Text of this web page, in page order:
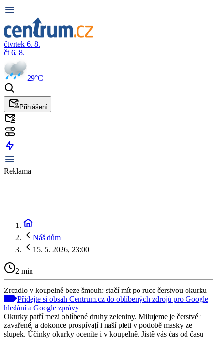
čtvrtek 6. 8.
čt 6. 8.
29°C
Přihlášení
Reklama
Náš dům
15. 5. 2026, 23:00
2 min
Zrcadlo v koupelně beze šmouh: stačí mít po ruce čerstvou okurku
Přidejte si obsah Centrum.cz do oblíbených zdrojů pro Google
hledání a Google zprávy
Okurky patří mezi oblíbené druhy zeleniny. Milujeme je čerstvé i
zavařené, a dokonce prospívají i naší pleti v podobě masky ze
slupek. Účinky okurky oceníte i v koupelně. Jistě vás čas od času